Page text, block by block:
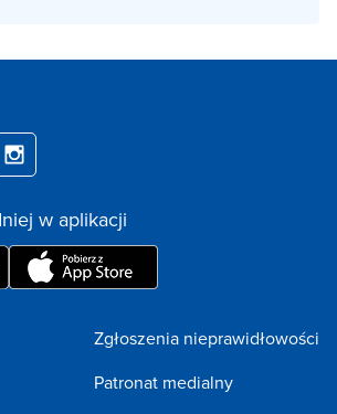
w aplikacji
Zgłoszenia nieprawidłowości
Patronat medialny